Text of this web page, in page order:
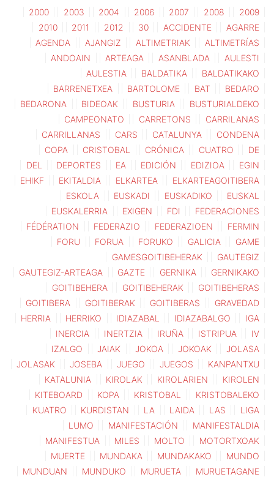
2000 2003 2004 2006 2007 2008
2009
2010
2011 2012 30 ACCIDENTE
AGARRE
AGENDA
AJANGIZ ALTIMETRIAK
ALTIMETRÍAS
ANDOAIN
ARTEAGA ASANBLADA
AULESTI
AULESTIA
BALDATIKA
BALDATIKAKO
BARRENETXEA
BARTOLOME BAT
BEDARO
BEDARONA
BIDEOAK BUSTURIA
BUSTURIALDEKO
CAMPEONATO
CARRETONS
CARRILANAS
CARRILLANAS
CARS CATALUNYA
CONDENA
COPA
CRISTOBAL CRÓNICA CUATRO
DE
DEL
DEPORTES EA EDICIÓN EDIZIOA
EGIN
EHIKF
EKITALDIA ELKARTEA
ELKARTEAGOITIBERA
ESKOLA
EUSKADI EUSKADIKO
EUSKAL
EUSKALERRIA
EXIGEN FDI
FEDERACIONES
FÉDÉRATION
FEDERAZIO FEDERAZIOEN
FERMIN
FORU
FORUA FORUKO GALICIA
GAME
GAMESGOITIBEHERAK
GAUTEGIZ
GAUTEGIZ-ARTEAGA
GAZTE GERNIKA
GERNIKAKO
GOITIBEHERA
GOITIBEHERAK
GOITIBEHERAS
GOITIBERA
GOITIBERAK GOITIBERAS
GRAVEDAD
HERRIA
HERRIKO IDIAZABAL IDIAZABALGO
IGA
INERCIA
INERTZIA IRUÑA ISTRIPUA
IV
IZALGO
JAIAK JOKOA JOKOAK
JOLASA
JOLASAK
JOSEBA JUEGO JUEGOS
KANPANTXU
KATALUNIA
KIROLAK KIROLARIEN
KIROLEN
KITEBOARD
KOPA KRISTOBAL
KRISTOBALEKO
KUATRO
KURDISTAN LA LAIDA LAS
LIGA
LUMO
MANIFESTACIÓN
MANIFESTALDIA
MANIFESTUA
MILES MOLTO
MOTORTXOAK
MUERTE
MUNDAKA MUNDAKAKO
MUNDO
MUNDUAN
MUNDUKO MURUETA
MURUETAGANE